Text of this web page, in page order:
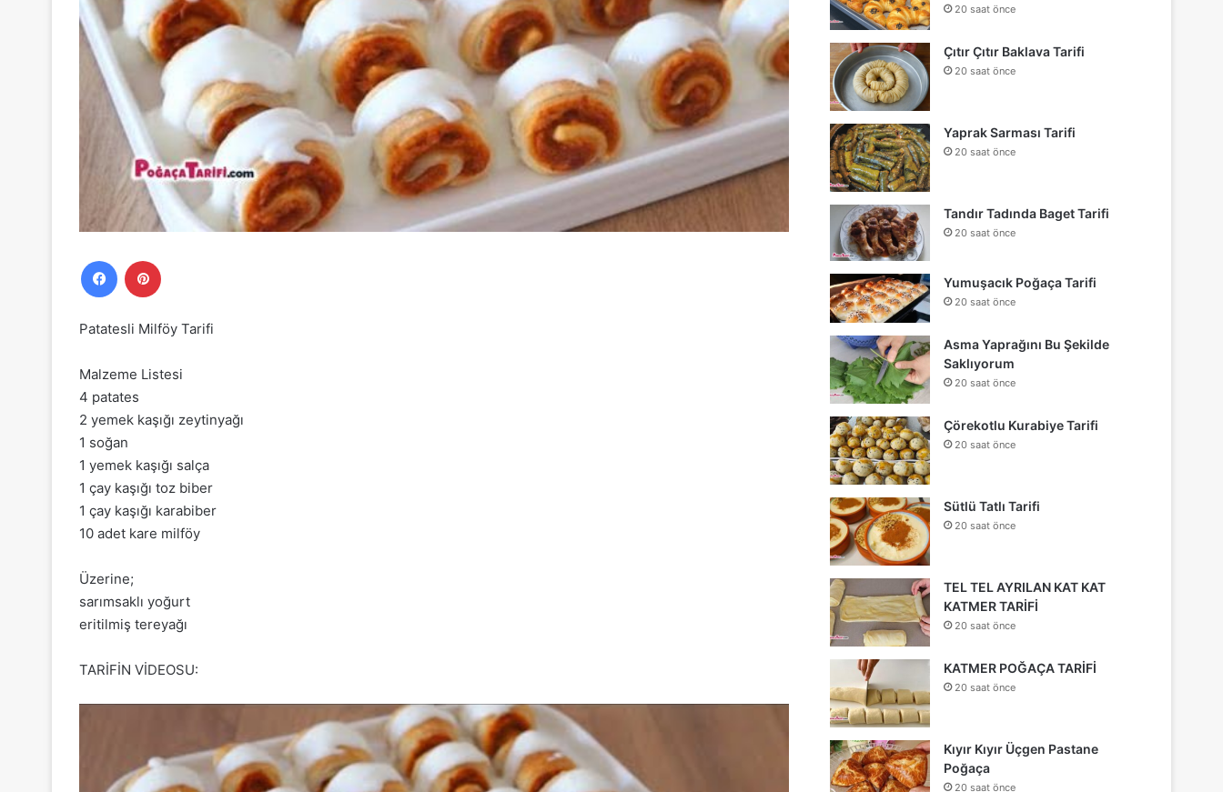
Facebook
Patatesli Milföy Tarifi
Malzeme Listesi
4 patates
2 yemek kaşığı zeytinyağı
1 soğan
1 yemek kaşığı salça
1 çay kaşığı toz biber
1 çay kaşığı karabiber
10 adet kare milföy
Üzerine;
sarımsaklı yoğurt
eritilmiş tereyağı
TARİFİN VİDEOSU:
20 saat önce
Çıtır Çıtır Baklava Tarifi
20 saat önce
Yaprak Sarması Tarifi
20 saat önce
Tandır Tadında Baget Tarifi
20 saat önce
Yumuşacık Poğaça Tarifi
20 saat önce
Asma Yaprağını Bu Şekilde
Saklıyorum
20 saat önce
Çörekotlu Kurabiye Tarifi
20 saat önce
Sütlü Tatlı Tarifi
20 saat önce
TEL TEL AYRILAN KAT KAT
KATMER TARİFİ
20 saat önce
KATMER POĞAÇA TARİFİ
20 saat önce
Kıyır Kıyır Üçgen Pastane
Poğaça
20 saat önce